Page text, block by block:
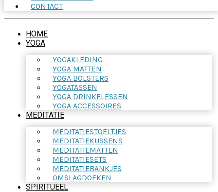
CONTACT
HOME
YOGA
YOGAKLEDING
YOGA MATTEN
YOGA BOLSTERS
YOGATASSEN
YOGA DRINKFLESSEN
YOGA ACCESSOIRES
MEDITATIE
MEDITATIESTOELTJES
MEDITATIEKUSSENS
MEDITATIEMATTEN
MEDITATIESETS
MEDITATIEBANKJES
OMSLAGDOEKEN
SPIRITUEEL